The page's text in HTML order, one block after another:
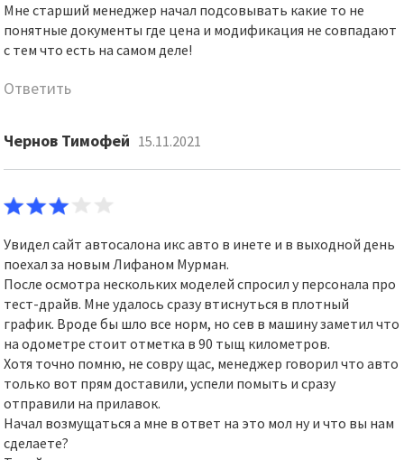
Мне старший менеджер начал подсовывать какие то не
понятные документы где цена и модификация не совпадают
с тем что есть на самом деле!
Ответить
Чернов Тимофей 15.11.2021
Увидел сайт автосалона икс авто в инете и в выходной день
поехал за новым Лифаном Мурман.
После осмотра нескольких моделей спросил у персонала про
тест-драйв. Мне удалось сразу втиснуться в плотный
график. Вроде бы шло все норм, но сев в машину заметил что
на одометре стоит отметка в 90 тыщ километров.
Хотя точно помню, не совру щас, менеджер говорил что авто
только вот прям доставили, успели помыть и сразу
отправили на прилавок.
Начал возмущаться а мне в ответ на это мол ну и что вы нам
сделаете?